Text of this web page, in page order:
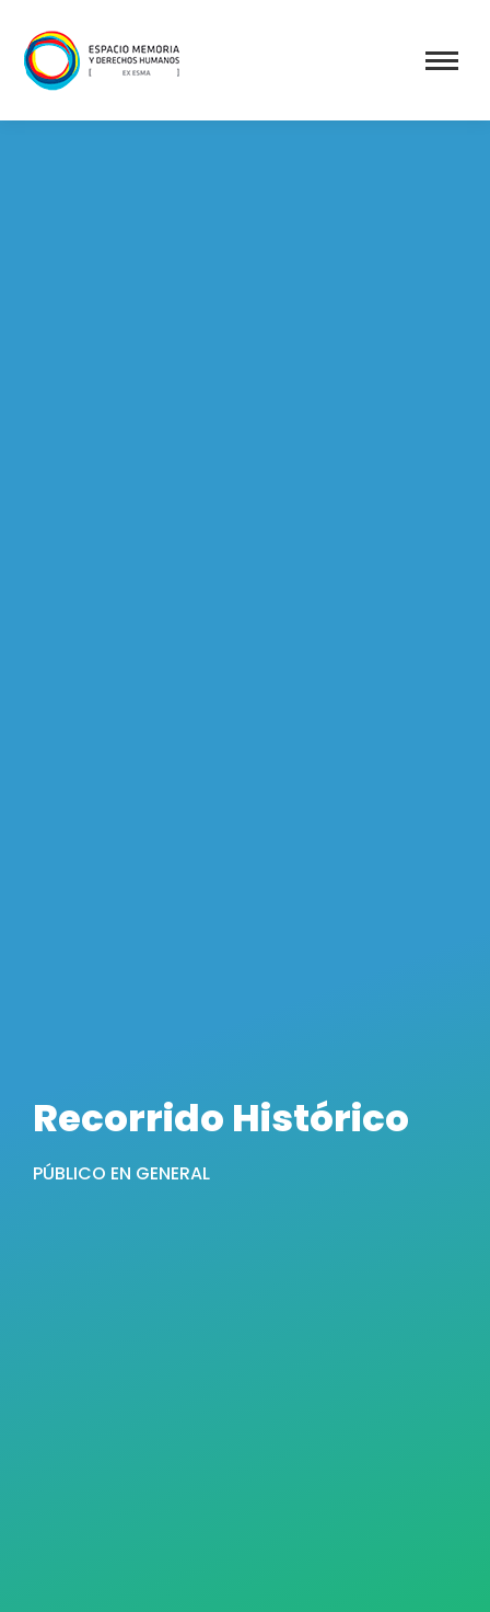
Recorrido Histórico
PÚBLICO EN GENERAL